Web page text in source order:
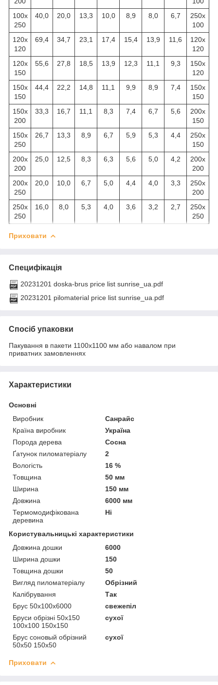
100х
250
40,0 20,0 13,3 10,0 8,9 8,0 6,7
250х
100
120х
120
69,4 34,7 23,1 17,4 15,4 13,9 11,6
120х
120
120х
150
55,6 27,8 18,5 13,9 12,3 11,1 9,3
150х
120
150х
150
44,4 22,2 14,8 11,1 9,9 8,9 7,4
150х
150
150х
200
33,3 16,7 11,1 8,3 7,4 6,7 5,6
200х
150
150х
250
26,7 13,3 8,9 6,7 5,9 5,3 4,4
250х
150
200х
200
25,0 12,5 8,3 6,3 5,6 5,0 4,2
200х
200
200х
250
20,0 10,0 6,7 5,0 4,4 4,0 3,3
250х
200
250х
250
16,0 8,0 5,3 4,0 3,6 3,2 2,7
250х
250
Приховати
Специфікація
20231201 doska-brus price list sunrise_ua.pdf
20231201 pilomaterial price list sunrise_ua.pdf
Спосіб упаковки
Пакування в пакети 1100х1100 мм або навалом при
приватних замовленнях
Характеристики
Основні
Виробник
Санрайс
Країна виробник
Україна
Порода дерева
Сосна
Ґатунок пиломатеріалу
2
Вологість
16 %
Товщина
50 мм
Ширина
150 мм
Довжина
6000 мм
Термомодифікована
деревина
Ні
Користувальницькі характеристики
Довжина дошки
6000
Ширина дошки
150
Товщина дошки
50
Вигляд пиломатеріалу
Обрізний
Калібрування
Так
Брус 50х100х6000
свежепіл
Бруси обрізні 50х150
100х100 150х150
сухої
Брус соновый обрізний
50х50 150х50
сухої
Приховати